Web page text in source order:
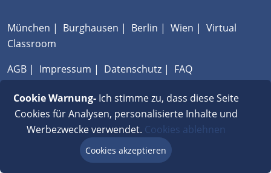
München | Burghausen | Berlin | Wien | Virtual
Classroom
AGB | Impressum | Datenschutz | FAQ
Cookie Warnung-Ich stimme zu, dass diese Seite
Cookies für Analysen, personalisierte Inhalte und
Werbezwecke verwendet. Cookies ablehnen
Cookies akzeptieren